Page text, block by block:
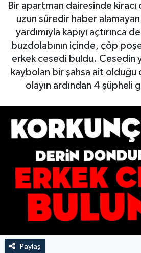
Bir apartman dairesinde kiracı
uzun süredir haber
yardımıyla kapıyı açtırınca
buzdolabının içinde, çöp
erkek cesedi buldu. Cesedin
kaybolan bir şahsa ait
olayın ardından 4 şüpheli
Paylaş